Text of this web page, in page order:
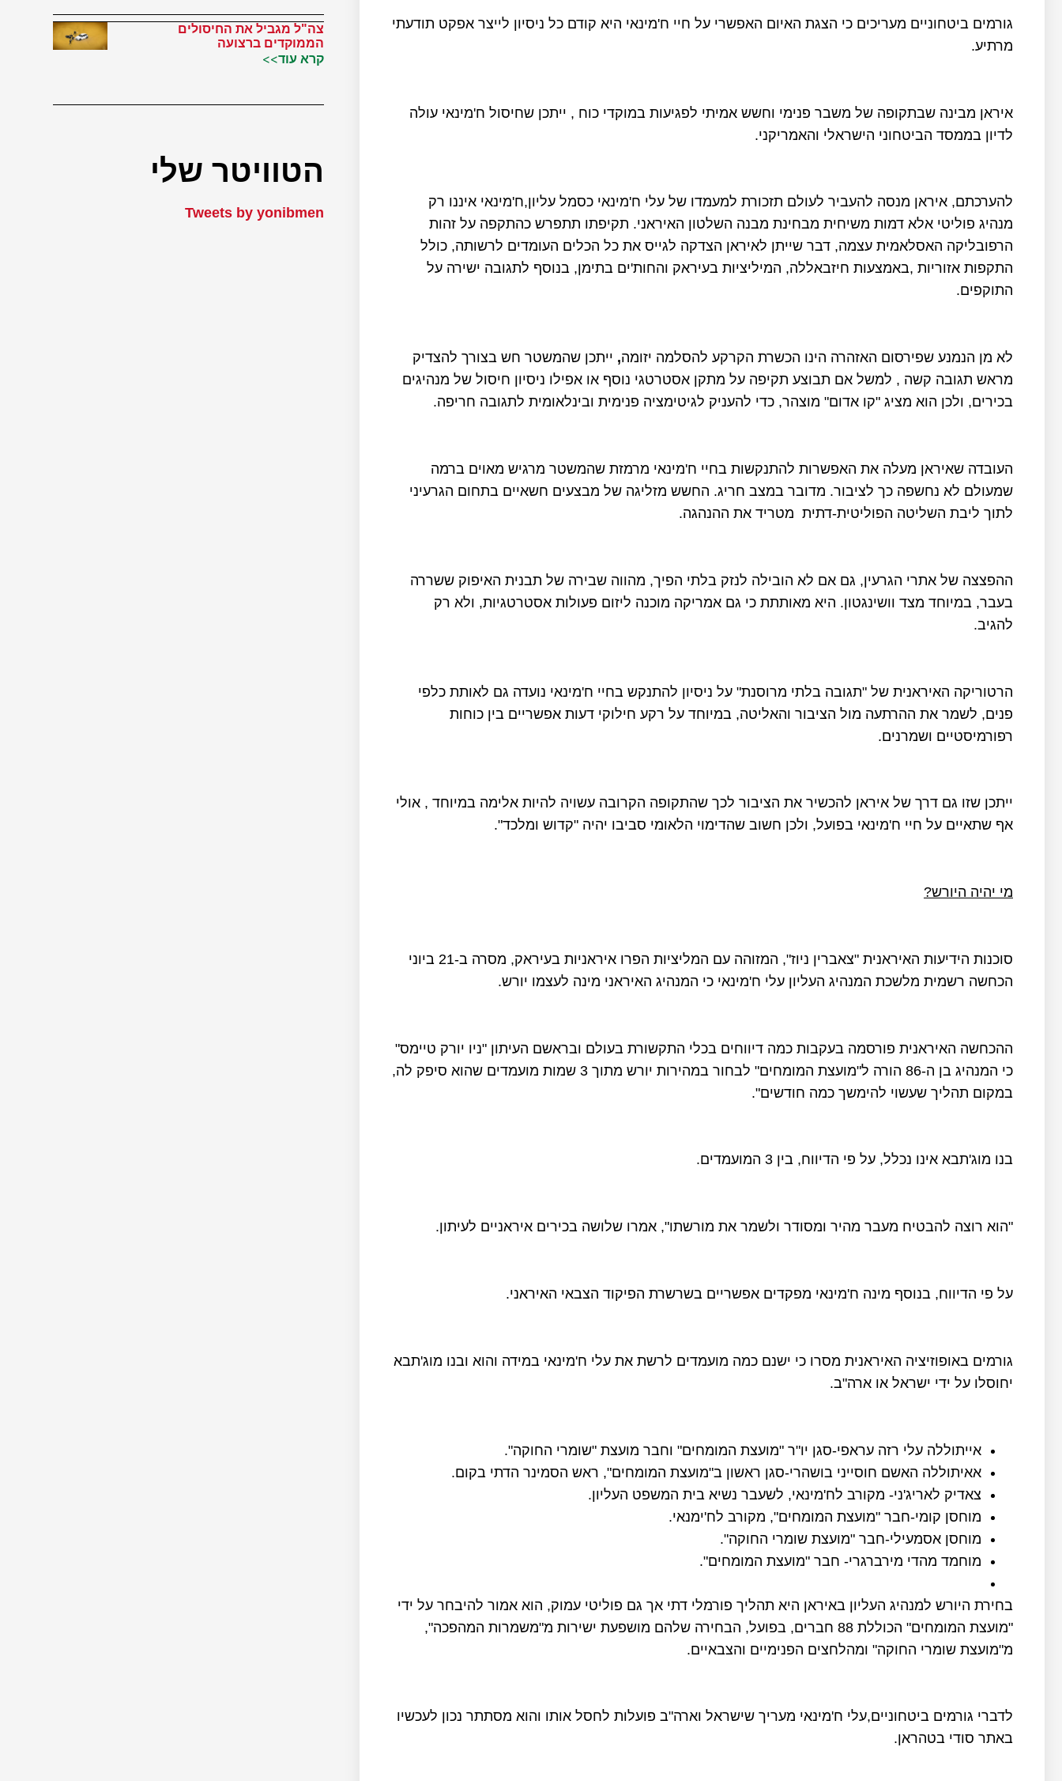
גורמים ביטחוניים מעריכים כי הצגת האיום האפשרי על חיי ח'מינאי היא קודם כל ניסיון לייצר אפקט תודעתי
מרתיע.
איראן מבינה שבתקופה של משבר פנימי וחשש אמיתי לפגיעות במוקדי כוח , ייתכן שחיסול ח'מינאי עולה
לדיון בממסד הביטחוני הישראלי והאמריקני.
להערכתם, איראן מנסה להעביר לעולם תזכורת למעמדו של עלי ח'מינאי כסמל עליון,ח'מינאי איננו רק
מנהיג פוליטי אלא דמות משיחית מבחינת מבנה השלטון האיראני. תקיפתו תתפרש כהתקפה על זהות
הרפובליקה האסלאמית עצמה, דבר שייתן לאיראן הצדקה לגייס את כל הכלים העומדים לרשותה, כולל
התקפות אזוריות ,באמצעות חיזבאללה, המיליציות בעיראק והחות'ים בתימן, בנוסף לתגובה ישירה על
התוקפים.
לא מן הנמנע שפירסום האזהרה הינו הכשרת הקרקע להסלמה יזומה, ייתכן שהמשטר חש בצורך להצדיק
מראש תגובה קשה , למשל אם תבוצע תקיפה על מתקן אסטרטגי נוסף או אפילו ניסיון חיסול של מנהיגים
בכירים, ולכן הוא מציג "קו אדום" מוצהר, כדי להעניק לגיטימציה פנימית ובינלאומית לתגובה חריפה.
העובדה שאיראן מעלה את האפשרות להתנקשות בחיי ח'מינאי מרמזת שהמשטר מרגיש מאוים ברמה
שמעולם לא נחשפה כך לציבור. מדובר במצב חריג. החשש מזליגה של מבצעים חשאיים בתחום הגרעיני
לתוך ליבת השליטה הפוליטית-דתית מטריד את ההנהגה.
ההפצצה של אתרי הגרעין, גם אם לא הובילה לנזק בלתי הפיך, מהווה שבירה של תבנית האיפוק ששררה
בעבר, במיוחד מצד וושינגטון. היא מאותתת כי גם אמריקה מוכנה ליזום פעולות אסטרטגיות, ולא רק
להגיב.
הרטוריקה האיראנית של "תגובה בלתי מרוסנת" על ניסיון להתנקש בחיי ח'מינאי נועדה גם לאותת כלפי
פנים, לשמר את ההרתעה מול הציבור והאליטה, במיוחד על רקע חילוקי דעות אפשריים בין כוחות
רפורמיסטיים ושמרנים.
ייתכן שזו גם דרך של איראן להכשיר את הציבור לכך שהתקופה הקרובה עשויה להיות אלימה במיוחד , אולי
אף שתאיים על חיי ח'מינאי בפועל, ולכן חשוב שהדימוי הלאומי סביבו יהיה "קדוש ומלכד".
מי יהיה היורש?
סוכנות הידיעות האיראנית "צאברין ניוז", המזוהה עם המליציות הפרו איראניות בעיראק, מסרה ב-21 ביוני
הכחשה רשמית מלשכת המנהיג העליון עלי ח'מינאי כי המנהיג האיראני מינה לעצמו יורש.
ההכחשה האיראנית פורסמה בעקבות כמה דיווחים בכלי התקשורת בעולם ובראשם העיתון "ניו יורק טיימס"
כי המנהיג בן ה-86 הורה ל"מועצת המומחים" לבחור במהירות יורש מתוך 3 שמות מועמדים שהוא סיפק לה,
במקום תהליך שעשוי להימשך כמה חודשים".
בנו מוג'תבא אינו נכלל, על פי הדיווח, בין 3 המועמדים.
"הוא רוצה להבטיח מעבר מהיר ומסודר ולשמר את מורשתו", אמרו שלושה בכירים איראניים לעיתון.
על פי הדיווח, בנוסף מינה ח'מינאי מפקדים אפשריים בשרשרת הפיקוד הצבאי האיראני.
גורמים באופוזיציה האיראנית מסרו כי ישנם כמה מועמדים לרשת את עלי ח'מינאי במידה והוא ובנו מוג'תבא
יחוסלו על ידי ישראל או ארה"ב.
אייתוללה עלי רזה עראפי-סגן יו"ר "מועצת המומחים" וחבר מועצת "שומרי החוקה".
אאיתוללה האשם חוסייני בושהרי-סגן ראשון ב"מועצת המומחים", ראש הסמינר הדתי בקום.
צאדיק לאריג'ני- מקורב לח'מינאי, לשעבר נשיא בית המשפט העליון.
מוחסן קומי-חבר "מועצת המומחים", מקורב לח'ימנאי.
מוחסן אסמעילי-חבר "מועצת שומרי החוקה".
מוחמד מהדי מירברגרי- חבר "מועצת המומחים".
בחירת היורש למנהיג העליון באיראן היא תהליך פורמלי דתי אך גם פוליטי עמוק, הוא אמור להיבחר על ידי
"מועצת המומחים" הכוללת 88 חברים, בפועל, הבחירה שלהם מושפעת ישירות מ"משמרות המהפכה",
מ"מועצת שומרי החוקה" ומהלחצים הפנימיים והצבאיים.
לדברי גורמים ביטחוניים,עלי ח'מינאי מעריך שישראל וארה"ב פועלות לחסל אותו והוא מסתתר נכון לעכשיו
באתר סודי בטהראן.
צה"ל מגביל את החיסולים
הממוקדים ברצועה
קרא עוד>>
הטוויטר שלי
Tweets by yonibmen